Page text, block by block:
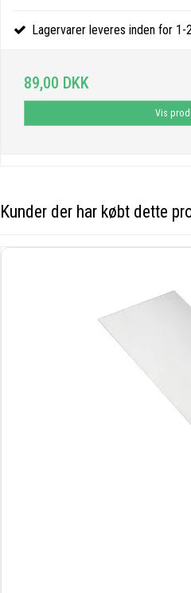
Lagervarer leveres inden for 1-
89,00 DKK
Vis
Kunder der har købt dette